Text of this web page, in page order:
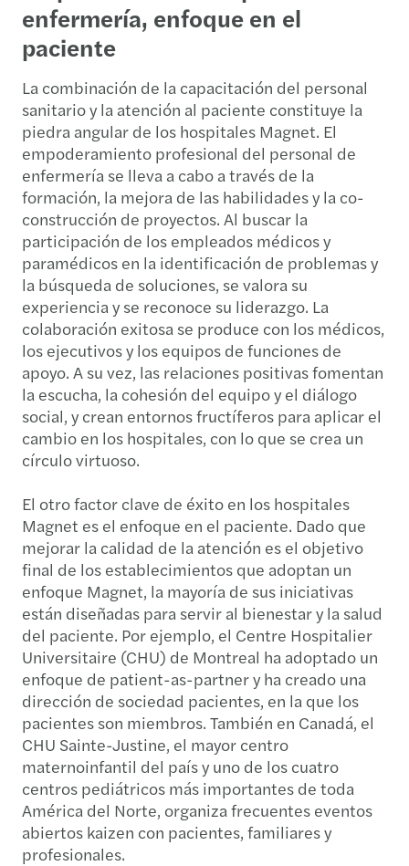
enfermería, enfoque en el
paciente
La combinación de la capacitación del personal
sanitario y la atención al paciente constituye la
piedra angular de los hospitales Magnet. El
empoderamiento profesional del personal de
enfermería se lleva a cabo a través de la
formación, la mejora de las habilidades y la co-
construcción de proyectos. Al buscar la
participación de los empleados médicos y
paramédicos en la identificación de problemas y
la búsqueda de soluciones, se valora su
experiencia y se reconoce su liderazgo. La
colaboración exitosa se produce con los médicos,
los ejecutivos y los equipos de funciones de
apoyo. A su vez, las relaciones positivas fomentan
la escucha, la cohesión del equipo y el diálogo
social, y crean entornos fructíferos para aplicar el
cambio en los hospitales, con lo que se crea un
círculo virtuoso.
El otro factor clave de éxito en los hospitales
Magnet es el enfoque en el paciente. Dado que
mejorar la calidad de la atención es el objetivo
final de los establecimientos que adoptan un
enfoque Magnet, la mayoría de sus iniciativas
están diseñadas para servir al bienestar y la salud
del paciente. Por ejemplo, el Centre Hospitalier
Universitaire (CHU) de Montreal ha adoptado un
enfoque de patient-as-partner y ha creado una
dirección de sociedad pacientes, en la que los
pacientes son miembros. También en Canadá, el
CHU Sainte-Justine, el mayor centro
maternoinfantil del país y uno de los cuatro
centros pediátricos más importantes de toda
América del Norte, organiza frecuentes eventos
abiertos kaizen con pacientes, familiares y
profesionales.